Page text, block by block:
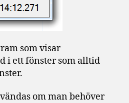
som visar
i ett fönster som alltid
om man behöver